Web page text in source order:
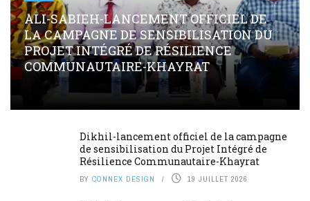
ALI-SABIEH-LANCEMENT OFFICIEL DE
LA CAMPAGNE DE SENSIBILISATION DU
PROJET INTÉGRÉ DE RÉSILIENCE
COMMUNAUTAIRE-KHAYRAT
Dikhil-lancement officiel de la campagne
de sensibilisation du Projet Intégré de
Résilience Communautaire-Khayrat
BY CONNEX DESIGN 19 JUILLET 2026